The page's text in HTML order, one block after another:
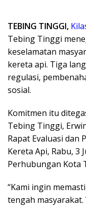
TEBING TINGGI,
Tebing Tinggi
keselamatan
kereta api. Tiga
regulasi,
sosial.
Komitmen itu
Tebing Tinggi,
Rapat Evaluasi dan
Kereta Api, Rabu, 3
Perhubungan Kota
“Kami ingin
tengah